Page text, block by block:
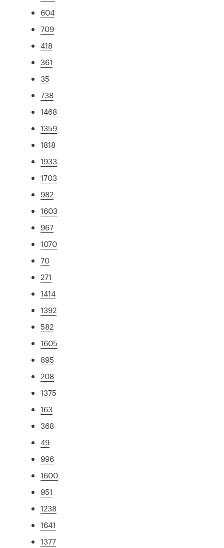
604
709
418
361
35
738
1468
1359
1818
1933
1703
982
1603
967
1070
70
271
1414
1392
582
1605
895
208
1375
163
368
49
996
1600
951
1238
1641
1377